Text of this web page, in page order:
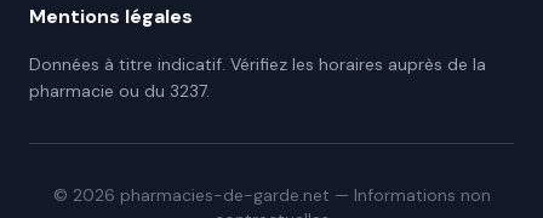
Mentions légales
Données à titre indicatif. Vérifiez les horaires auprès de la
pharmacie ou du 3237.
© 2026 pharmacies-de-garde.net — Informations non